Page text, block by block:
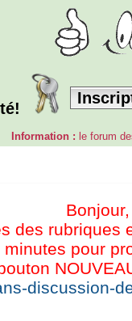
Information : le forum
Bonjour,
des
pour
discussion-